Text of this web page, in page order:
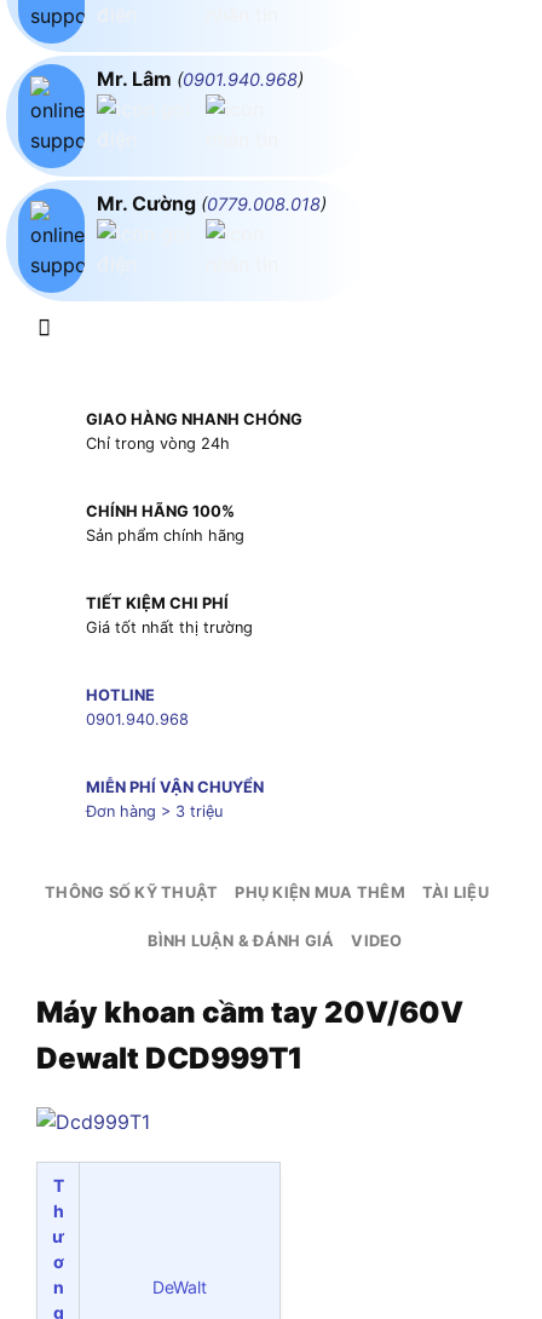
Mr. Lâm (0901.940.968)
Mr. Cường (0779.008.018)
GIAO HÀNG NHANH CHÓNG
Chỉ trong vòng 24h
CHÍNH HÃNG 100%
Sản phẩm chính hãng
TIẾT KIỆM CHI PHÍ
Giá tốt nhất thị trường
HOTLINE
0901.940.968
MIỄN PHÍ VẬN CHUYỂN
Đơn hàng > 3 triệu
THÔNG SỐ KỸ THUẬT PHỤ KIỆN MUA THÊM TÀI LIỆU
BÌNH LUẬN & ĐÁNH GIÁ VIDEO
Máy khoan cầm tay 20V/60V
Dewalt DCD999T1
T
h
ư
ơ
n
g
DeWalt